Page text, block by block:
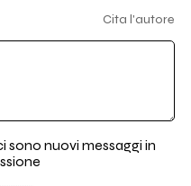
Cita l'autore
sono nuovi messaggi in